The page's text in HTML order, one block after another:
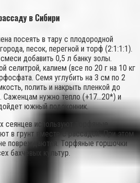
в Сибири
посеять в тару с плодородной
песок, перегной и торф (2:1:1:1).
добавить 0,5 л банку золы.
селитрой, калием (все по 20 г на 10 кг
Семя углубить на 3 см по 2
полить и накрыть пленкой до
Саженцам нужно тепло (+17…20*) и
южный подоконник.
сеянцев используют торфяные
в грунт вместе с рассадой. При этом
повреждаются. Торфяные горшочки
бахчевых культур.